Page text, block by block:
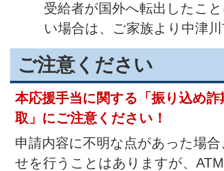
受給者が国外へ転出したこ
い場合は、ご家族より中津
ご注意ください
本応援手当に関する「振り込め
取」にご注意ください！
申請内容に不明な点があった場
せを行うことはありますが、